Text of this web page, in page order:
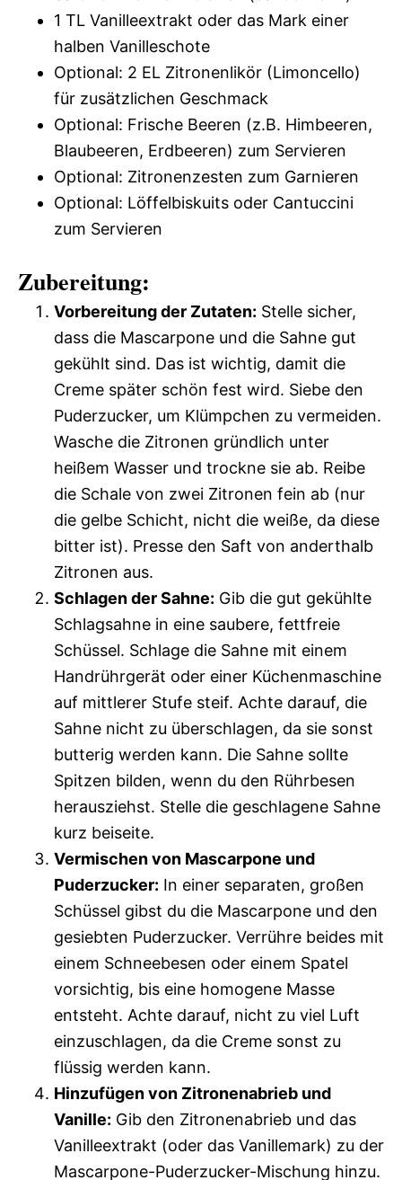
1 TL Vanilleextrakt oder das Mark einer
halben Vanilleschote
Optional: 2 EL Zitronenlikör (Limoncello)
für zusätzlichen Geschmack
Optional: Frische Beeren (z.B. Himbeeren,
Blaubeeren, Erdbeeren) zum Servieren
Optional: Zitronenzesten zum Garnieren
Optional: Löffelbiskuits oder Cantuccini
zum Servieren
Zubereitung:
Vorbereitung der Zutaten: Stelle sicher,
dass die Mascarpone und die Sahne gut
gekühlt sind. Das ist wichtig, damit die
Creme später schön fest wird. Siebe den
Puderzucker, um Klümpchen zu vermeiden.
Wasche die Zitronen gründlich unter
heißem Wasser und trockne sie ab. Reibe
die Schale von zwei Zitronen fein ab (nur
die gelbe Schicht, nicht die weiße, da diese
bitter ist). Presse den Saft von anderthalb
Zitronen aus.
Schlagen der Sahne: Gib die gut gekühlte
Schlagsahne in eine saubere, fettfreie
Schüssel. Schlage die Sahne mit einem
Handrührgerät oder einer Küchenmaschine
auf mittlerer Stufe steif. Achte darauf, die
Sahne nicht zu überschlagen, da sie sonst
butterig werden kann. Die Sahne sollte
Spitzen bilden, wenn du den Rührbesen
herausziehst. Stelle die geschlagene Sahne
kurz beiseite.
Vermischen von Mascarpone und
Puderzucker: In einer separaten, großen
Schüssel gibst du die Mascarpone und den
gesiebten Puderzucker. Verrühre beides mit
einem Schneebesen oder einem Spatel
vorsichtig, bis eine homogene Masse
entsteht. Achte darauf, nicht zu viel Luft
einzuschlagen, da die Creme sonst zu
flüssig werden kann.
Hinzufügen von Zitronenabrieb und
Vanille: Gib den Zitronenabrieb und das
Vanilleextrakt (oder das Vanillemark) zu der
Mascarpone-Puderzucker-Mischung hinzu.